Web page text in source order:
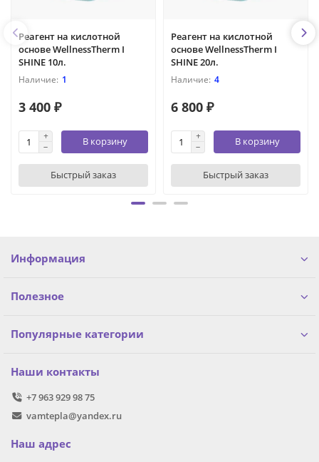
Реагент на кислотной
основе WellnessTherm I
SHINE 10л.
1
3 400 ₽
В корзину
Быстрый заказ
Реагент на кислотной
основе WellnessTherm I
SHINE 20л.
4
6 800 ₽
В корзину
Быстрый заказ
Информация
Полезное
Популярные категории
Наши контакты
+7 963 929 98 75
vamtepla@yandex.ru
Наш адрес